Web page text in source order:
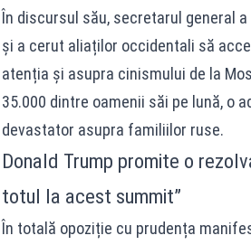
În discursul său, secretarul general
și a cerut aliaților occidentali să
atenția și asupra cinismului de la
35.000 dintre oamenii săi pe lună, o
devastator asupra familiilor ruse.
Donald Trump promite o
totul la acest summit”
În totală opoziție cu prudența